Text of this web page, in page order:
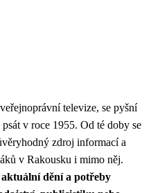
televize, se pyšní
v roce 1955. Od té doby se
zdroj informací a
v Rakousku i mimo něj.
aktuální dění a potřeby